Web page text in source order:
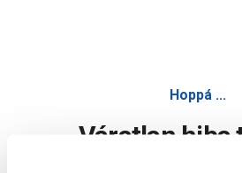
Hoppá ...
Váratlan hiba